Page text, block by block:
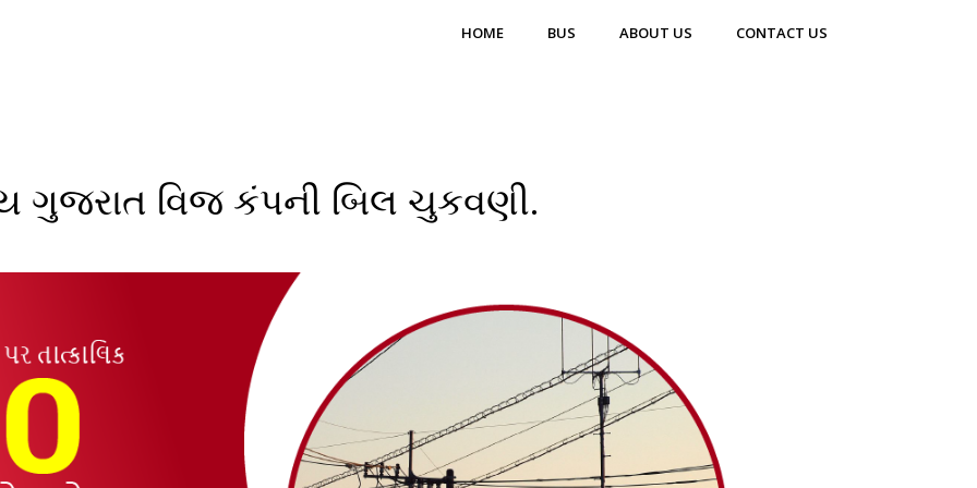
HOME BUS ABOUT US CONTACT US
ગુજરાત વિજ કંપની બિલ ચુકવણી.